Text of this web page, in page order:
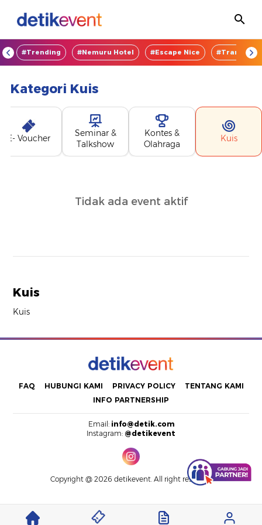
#Trending #Nemuru Hotel #Escape Nice
Kategori Kuis
E- Voucher
Seminar &
Talkshow
Kontes &
Olahraga
Kuis
Tidak ada event aktif
Kuis
Kuis
FAQ HUBUNGI KAMI PRIVACY POLICY
TENTANG KAMI
INFO PARTNERSHIP
Email: info@detik.com
Instagram: @detikevent
Copyright @ 2026 detikevent. All right reserved.